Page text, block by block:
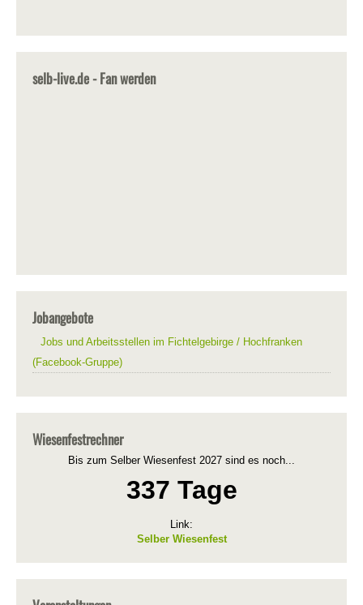
selb-live.de - Fan werden
Jobangebote
Jobs und Arbeitsstellen im Fichtelgebirge / Hochfranken
(Facebook-Gruppe)
Wiesenfestrechner
Bis zum Selber Wiesenfest 2027 sind es noch...
337 Tage
Link:
Selber Wiesenfest